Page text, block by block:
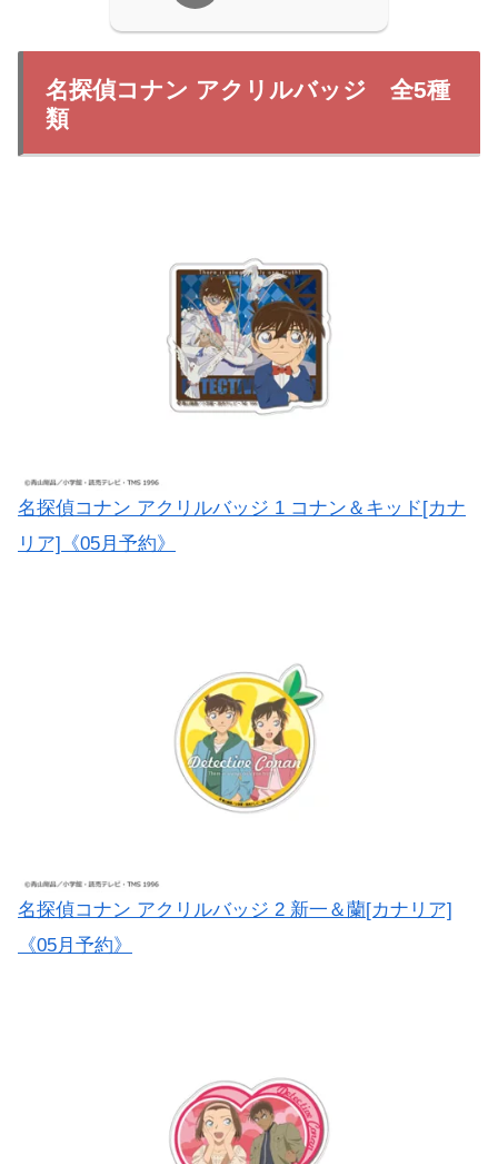
名探偵コナン アクリルバッジ 全5種
類
名探偵コナン アクリルバッジ 1 コナン＆キッド[カナ
リア]《05月予約》
名探偵コナン アクリルバッジ 2 新一＆蘭[カナリア]
《05月予約》